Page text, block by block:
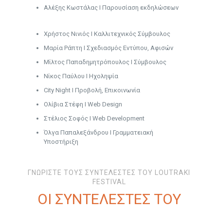
Αλέξης Κωστάλας Ι Παρουσίαση εκδηλώσεων
Χρήστος Νινιός Ι Καλλιτεχνικός Σύμβουλος
Μαρία Ράπτη Ι Σχεδιασμός Εντύπου, Αφισών
Μίλτος Παπαδημητρόπουλος Ι Σύμβουλος
Νίκος Παύλου Ι Ηχοληψία
City Night Ι Προβολή, Επικοινωνία
Ολίβια Στέφη Ι Web Design
Στέλιος Σοφός Ι Web Development
Όλγα Παπαλεξάνδρου Ι Γραμματειακή
Υποστήριξη
ΓΝΩΡΙΣΤΕ ΤΟΥΣ ΣΥΝΤΕΛΕΣΤΕΣ ΤΟΥ LOUTRAKI
FESTIVAL
ΟΙ ΣΥΝΤΕΛΕΣΤΕΣ ΤΟΥ